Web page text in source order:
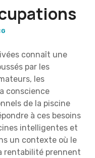
connaît une
par les
les
conscience
de la piscine
à ces besoins
intelligentes et
un contexte où le
rentabilité prennent